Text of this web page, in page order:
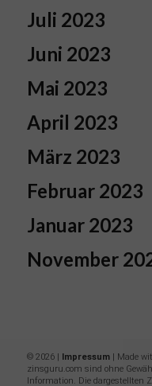
Juli 2023
Juni 2023
Mai 2023
April 2023
März 2023
Februar 2023
Januar 2023
November
© 2026 | Impressum| Made
zinsguru.com sind ohne
Information. Die dargestellten